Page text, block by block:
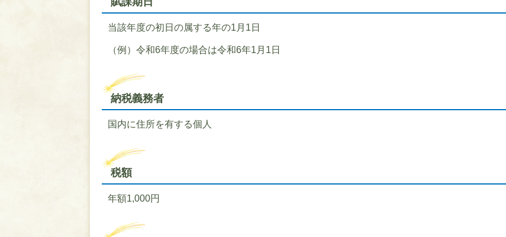
当該年度の初日の属する年の1月1日
（例）令和6年度の場合は令和6年1月1日
納税義務者
国内に住所を有する個人
税額
年額1,000円